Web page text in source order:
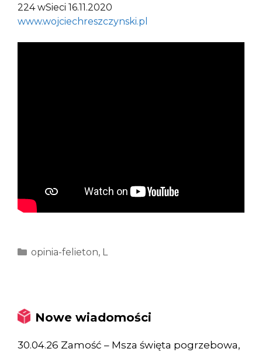
224 wSieci 16.11.2020
www.wojciechreszczynski.pl
Kategorie
opinia-felieton, L
Nowe wiadomości
30.04.26 Zamość – Msza święta pogrzebowa,